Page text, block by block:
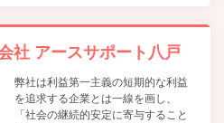
社 アースサポート八戸
弊社は利益第一主義の短期的な利益
を追求する企業とは一線を画し、
「社会の継続的安定に寄与すること